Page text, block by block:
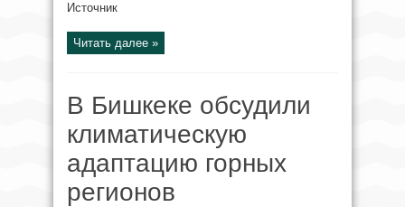
Источник
Читать далее »
В Бишкеке обсудили
климатическую
адаптацию горных
регионов